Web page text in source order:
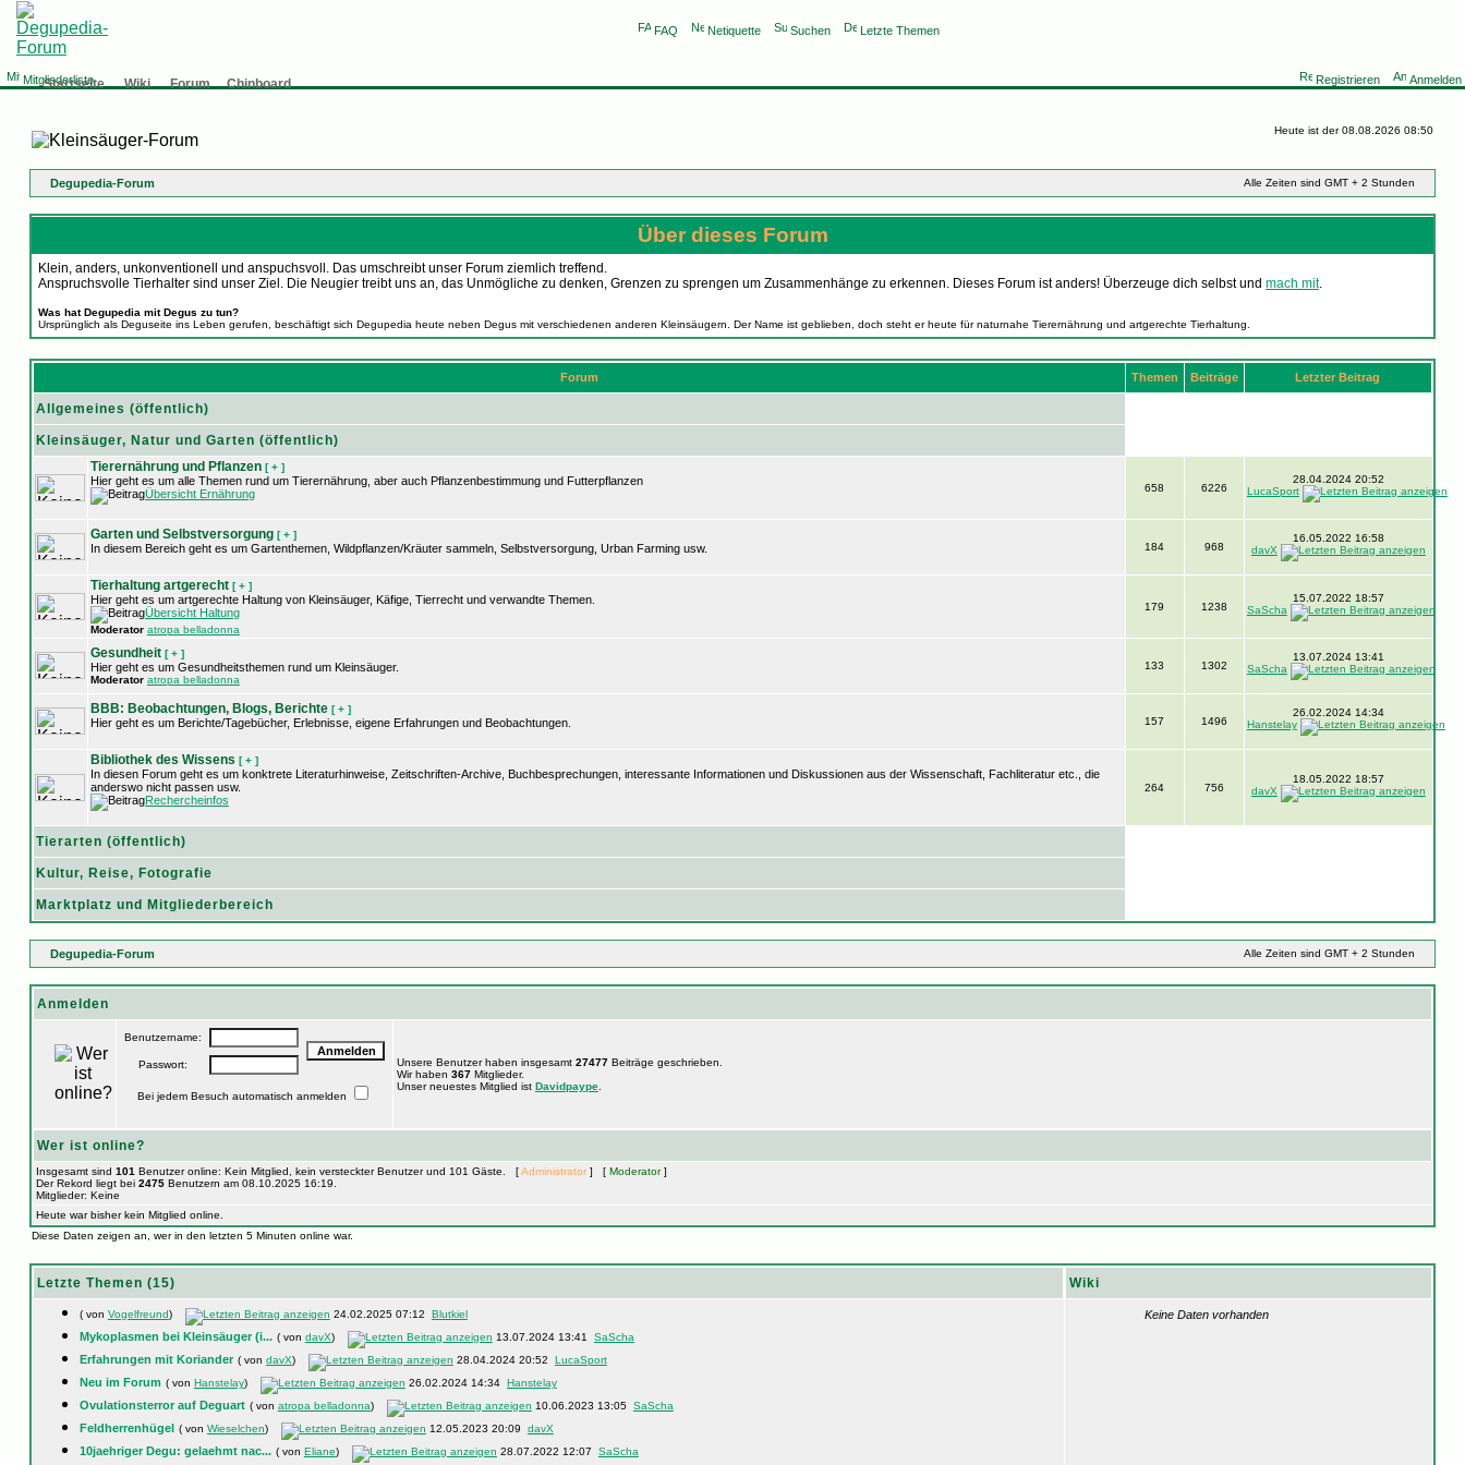
FAQ Netiquette Suchen Letzte Themen
Mitgliederliste Registrieren Anmelden
Startseite Wiki Forum Chinboard
Heute ist der 08.08.2026 08:50
Degupedia-Forum Alle Zeiten sind GMT + 2 Stunden
Über dieses Forum
Klein, anders, unkonventionell und anspuchsvoll. Das umschreibt unser Forum ziemlich treffend.
Anspruchsvolle Tierhalter sind unser Ziel. Die Neugier treibt uns an, das Unmögliche zu denken, Grenzen zu sprengen um Zusammenhänge zu erkennen. Dieses Forum ist anders! Überzeuge dich selbst und mach mit.
Was hat Degupedia mit Degus zu tun?
Ursprünglich als Deguseite ins Leben gerufen, beschäftigt sich Degupedia heute neben Degus mit verschiedenen anderen Kleinsäugern. Der Name ist geblieben, doch steht er heute für naturnahe Tierernährung und artgerechte Tierhaltung.
Forum Themen Beiträge Letzter Beitrag
Allgemeines (öffentlich)
Kleinsäuger, Natur und Garten (öffentlich)
Tierernährung und Pflanzen [ + ]
Hier geht es um alle Themen rund um Tierernährung, aber auch Pflanzenbestimmung und Futterpflanzen
Übersicht Ernährung
658 6226
28.04.2024 20:52
LucaSport
Garten und Selbstversorgung [ + ]
In diesem Bereich geht es um Gartenthemen, Wildpflanzen/Kräuter sammeln, Selbstversorgung, Urban Farming usw. 184 968
16.05.2022 16:58
davX
Tierhaltung artgerecht [ + ]
Hier geht es um artgerechte Haltung von Kleinsäuger, Käfige, Tierrecht und verwandte Themen.
Übersicht Haltung
Moderator atropa belladonna
179 1238
15.07.2022 18:57
SaScha
Gesundheit [ + ]
Hier geht es um Gesundheitsthemen rund um Kleinsäuger.
Moderator atropa belladonna
133 1302
13.07.2024 13:41
SaScha
BBB: Beobachtungen, Blogs, Berichte [ + ]
Hier geht es um Berichte/Tagebücher, Erlebnisse, eigene Erfahrungen und Beobachtungen. 157 1496
26.02.2024 14:34
Hanstelay
Bibliothek des Wissens [ + ]
In diesen Forum geht es um konktrete Literaturhinweise, Zeitschriften-Archive, Buchbesprechungen, interessante Informationen und Diskussionen aus der Wissenschaft, Fachliteratur etc., die
anderswo nicht passen usw.
Rechercheinfos
264 756
18.05.2022 18:57
davX
Tierarten (öffentlich)
Kultur, Reise, Fotografie
Marktplatz und Mitgliederbereich
Degupedia-Forum Alle Zeiten sind GMT + 2 Stunden
Anmelden
Benutzername:
Passwort:
Bei jedem Besuch automatisch anmelden
Unsere Benutzer haben insgesamt 27477Beiträge geschrieben.
Wir haben 367Mitglieder.
Unser neuestes Mitglied ist Davidpaype.
Wer ist online?
Insgesamt sind 101 Benutzer online: Kein Mitglied, kein versteckter Benutzer und 101 Gäste. [Administrator] [ Moderator]
Der Rekord liegt bei 2475Benutzern am 08.10.2025 16:19.
Mitglieder: Keine
Heute war bisher kein Mitglied online.
Diese Daten zeigen an, wer in den letzten 5 Minuten online war.
Letzte Themen (15) Wiki
( von Vogelfreund) 24.02.2025 07:12 Blutkiel
Mykoplasmen bei Kleinsäuger (i... ( von davX) 13.07.2024 13:41 SaScha
Erfahrungen mit Koriander ( von davX) 28.04.2024 20:52 LucaSport
Neu im Forum ( von Hanstelay) 26.02.2024 14:34 Hanstelay
Ovulationsterror auf Deguart ( von atropa belladonna) 10.06.2023 13:05 SaScha
Feldherrenhügel ( von Wieselchen) 12.05.2023 20:09 davX
10jaehriger Degu: gelaehmt nac... ( von Eliane) 28.07.2022 12:07 SaScha
Keine Daten vorhanden